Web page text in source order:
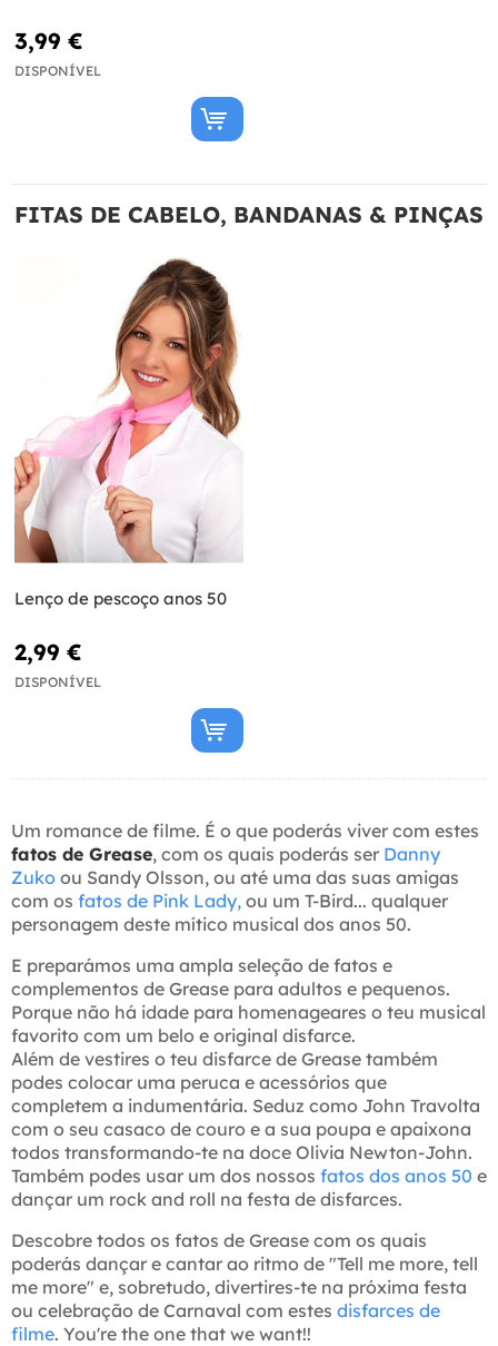
3,99 €
DISPONÍVEL
FITAS DE CABELO, BANDANAS & PINÇAS
Lenço de pescoço anos 50
2,99 €
DISPONÍVEL
Um romance de filme. É o que poderás viver com estes
fatos de Grease, com os quais poderás ser Danny
Zuko ou Sandy Olsson, ou até uma das suas amigas
com os fatos de Pink Lady, ou um T-Bird... qualquer
personagem deste mítico musical dos anos 50.
E preparámos uma ampla seleção de fatos e
complementos de Grease para adultos e pequenos.
Porque não há idade para homenageares o teu musical
favorito com um belo e original disfarce.
Além de vestires o teu disfarce de Grease também
podes colocar uma peruca e acessórios que
completem a indumentária. Seduz como John Travolta
com o seu casaco de couro e a sua poupa e apaixona
todos transformando-te na doce Olivia Newton-John.
Também podes usar um dos nossos fatos dos anos 50 e
dançar um rock and roll na festa de disfarces.
Descobre todos os fatos de Grease com os quais
poderás dançar e cantar ao ritmo de "Tell me more, tell
me more" e, sobretudo, divertires-te na próxima festa
ou celebração de Carnaval com estes disfarces de
filme. You're the one that we want!!